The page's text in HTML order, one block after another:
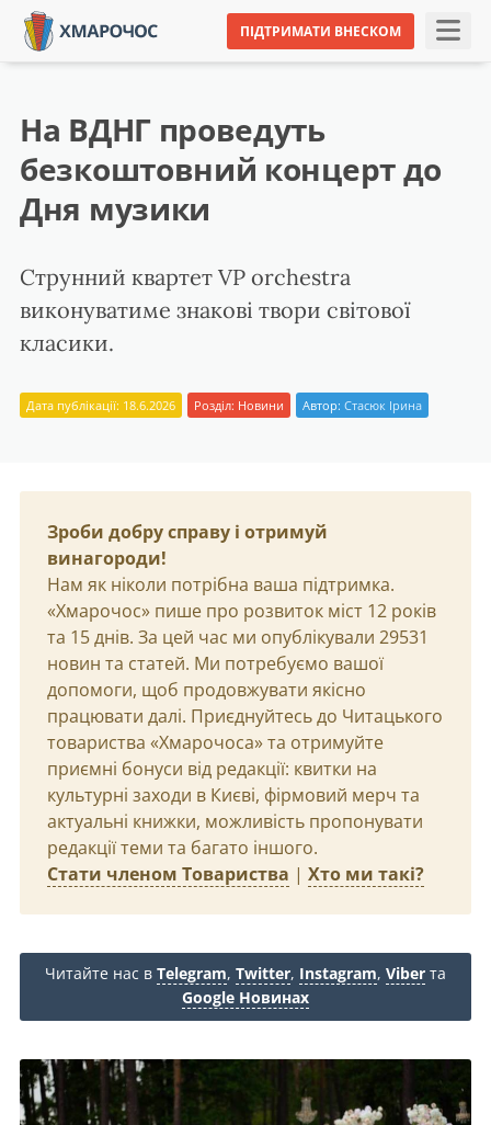
ПІДТРИМАТИ ВНЕСКОМ
На ВДНГ проведуть
безкоштовний концерт до
Дня музики
Струнний квартет VP orchestra
виконуватиме знакові твори світової
класики.
Дата публікації: 18.6.2026 Розділ: Новини Автор: Стасюк Ірина
Зроби добру справу і отримуй
винагороди!
Нам як ніколи потрібна ваша підтримка.
«Хмарочос» пише про розвиток міст 12 років
та 15 днів. За цей час ми опублікували 29531
новин та статей. Ми потребуємо вашої
допомоги, щоб продовжувати якісно
працювати далі. Приєднуйтесь до Читацького
товариства «Хмарочоса» та отримуйте
приємні бонуси від редакції: квитки на
культурні заходи в Києві, фірмовий мерч та
актуальні книжки, можливість пропонувати
редакції теми та багато іншого.
Стати членом Товариства | Хто ми такі?
Читайте нас в Telegram, Twitter, Instagram, Viber та
Google Новинах